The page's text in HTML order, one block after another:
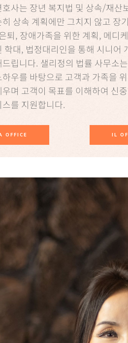
사는 장년 복지법 및 상속/재산
상속 계획에만 그치지 않고 장
퇴, 장애가족을 위한 계획, 메디
학대, 법정대리인을 통해 시니어
립니다. 샐리정의 법률 사무소
우를 바탕으로 고객과 가족을
며 고객이 목표를 이해하여 신
를 지원합니다.
OFFICE IL